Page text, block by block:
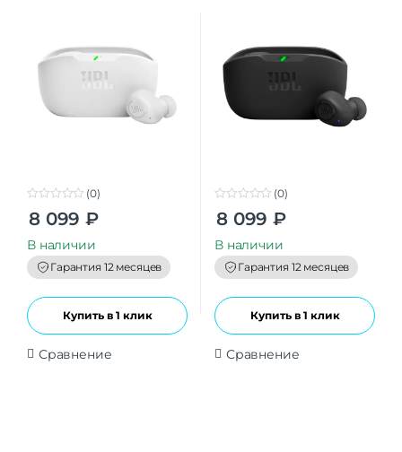
o
t
o
f
5
(0)
8 099 ₽
В наличии
Гарантия 12 месяцев
Купить в 1 клик
Сравнение
o
t
o
f
5
(0)
8 099 ₽
В наличии
Гарантия 12 месяцев
Купить в 1 клик
Сравнение